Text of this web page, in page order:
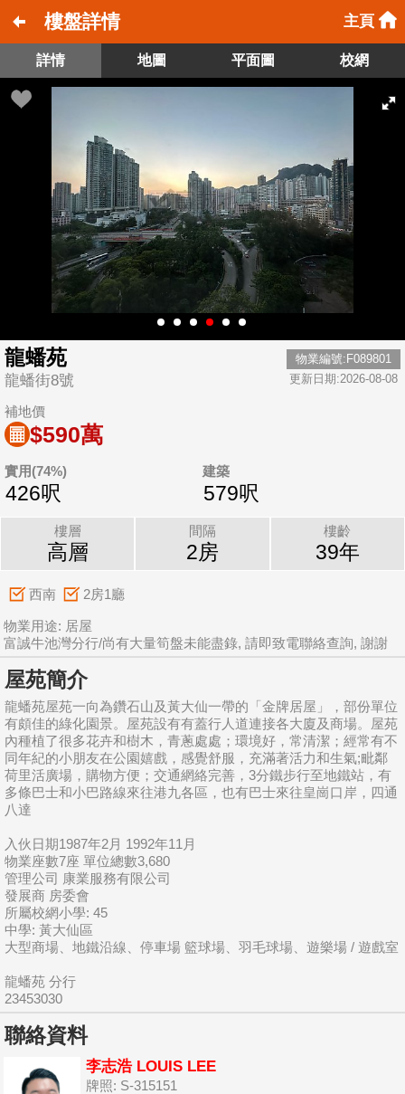
樓盤詳情 主頁
詳情 地圖 平面圖 校網
龍蟠苑
龍蟠街8號
物業編號:F089801
更新日期:2026-08-08
補地價
$590萬
實用(74%)
426呎
建築
579呎
樓層
高層
間隔
2房
樓齡
39年
西南 2房1廳
物業用途: 居屋
富誠牛池灣分行/尚有大量筍盤未能盡錄, 請即致電聯絡查詢, 謝謝
屋苑簡介
龍蟠苑屋苑一向為鑽石山及黃大仙一帶的「金牌居屋」，部份單位
有頗佳的綠化園景。屋苑設有有蓋行人道連接各大廈及商場。屋苑
內種植了很多花卉和樹木，青蔥處處；環境好，常清潔；經常有不
同年紀的小朋友在公園嬉戲，感覺舒服，充滿著活力和生氣;毗鄰
荷里活廣場，購物方便；交通網絡完善，3分鐵步行至地鐵站，有
多條巴士和小巴路線來往港九各區，也有巴士來往皇崗口岸，四通
八達
入伙日期1987年2月 1992年11月
物業座數7座 單位總數3,680
管理公司 康業服務有限公司
發展商 房委會
所屬校網小學: 45
中學: 黃大仙區
大型商場、地鐵沿線、停車場 籃球場、羽毛球場、遊樂場 / 遊戲室
龍蟠苑 分行
23453030
聯絡資料
李志浩 LOUIS LEE
牌照: S-315151